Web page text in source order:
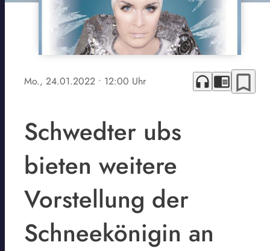
Mo., 24.01.2022 • 12:00 Uhr headphones chrome_reader_mode bookmark_border
Schwedter ubs
bieten weitere
Vorstellung der
Schneekönigin an